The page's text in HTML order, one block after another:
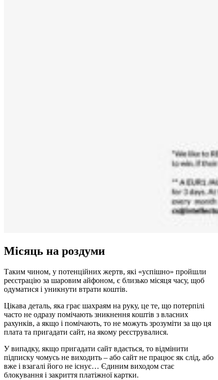
Місяць на роздуми
Таким чином, у потенційних жертв, які «успішно» пройшли
реєстрацію за шаровим айфоном, є близько місяця часу, щоб
одуматися і уникнути втрати коштів.
Цікава деталь, яка грає шахраям на руку, це те, що потерпілі
часто не одразу помічають зникнення коштів з власних
рахунків, а якщо і помічають, то не можуть зрозуміти за що ця
плата та пригадати сайт, на якому реєструвалися.
У випадку, якщо пригадати сайт вдається, то відмінити
підписку чомусь не виходить – або сайт не працює як слід, або
вже і взагалі його не існує… Єдиним виходом стає
блокування і закриття платіжної картки.